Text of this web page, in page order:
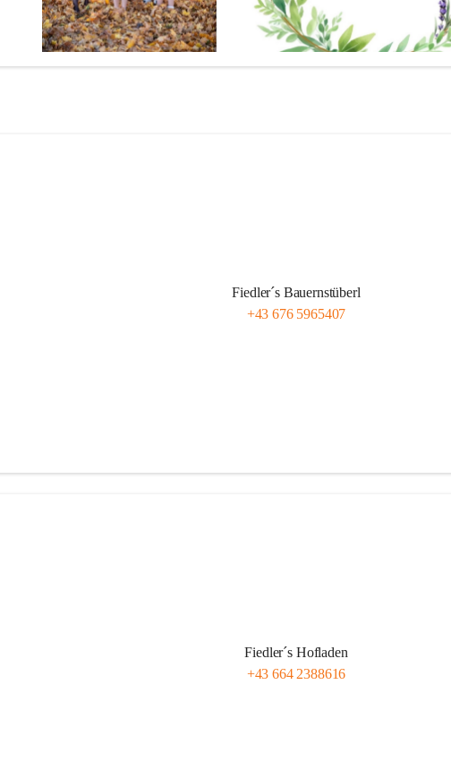
Fiedler´s Bauernstüberl
+43 676 5965407
Fiedler´s Hofladen
+43 664 2388616